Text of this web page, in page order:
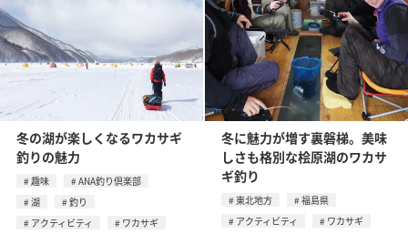
冬の湖が楽しくなるワカサギ
釣りの魅力
趣味
ANA釣り倶楽部
湖
釣り
アクティビティ
ワカサギ
冬に魅力が増す裏磐梯。美味
しさも格別な桧原湖のワカサ
ギ釣り
東北地方
福島県
アクティビティ
ワカサギ